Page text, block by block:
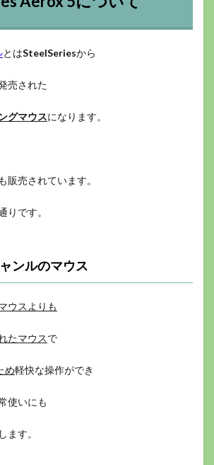
とはSteelSeriesから
売された
グマウスになります。
も販売されています。
りです。
ンルのマウス
ウスよりも
たマウスで
め軽快な操作ができ
使いにも
ます。